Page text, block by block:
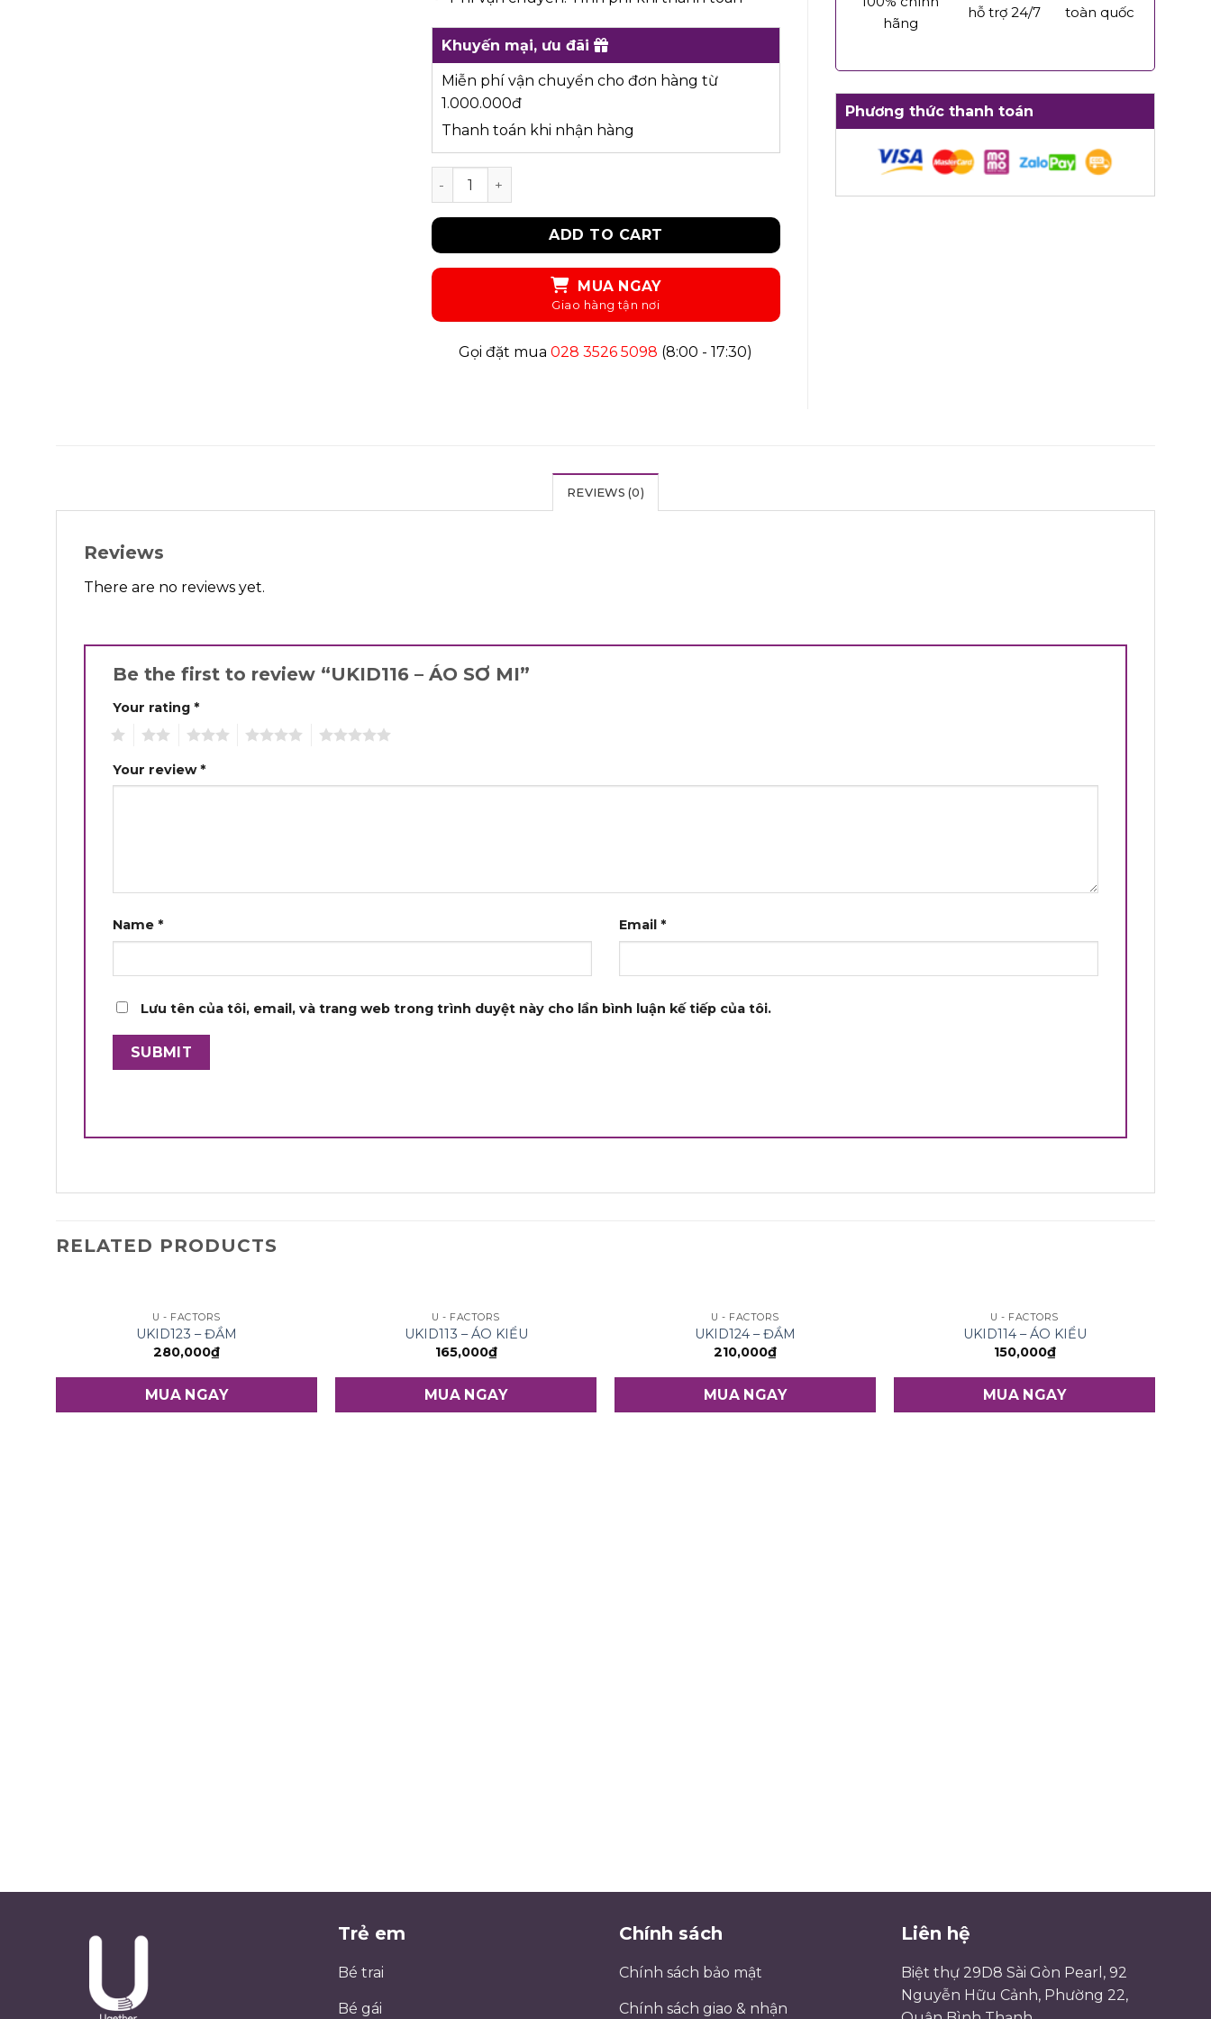
Khuyến mại, ưu đãi
Miễn phí vận chuyển cho đơn hàng từ
1.000.000đ
Thanh toán khi nhận hàng
UKID116 - ÁO SƠ MI quantity
ADD TO CART
MUA NGAY
Gọi đặt mua028 3526 5098 (8:00 - 17:30)
hãng
hỗ trợ 24/7
toàn quốc
Phương thức thanh toán
REVIEWS (0)
Reviews
There are no reviews yet.
Be the first to review “UKID116 – ÁO SƠ MI”
Your rating *
Your review*
Name * Email *
Lưu tên của tôi, email, và trang web trong trình duyệt này cho lần bình luận kế tiếp của tôi.
RELATED PRODUCTS
U - FACTORS
UKID123 – ĐẦM
280,000₫
MUA NGAY
U - FACTORS
UKID113 – ÁO KIỂU
165,000₫
MUA NGAY
U - FACTORS
UKID124 – ĐẦM
210,000₫
MUA NGAY
U - FACTORS
UKID114 – ÁO KIỂU
150,000₫
MUA NGAY
Trẻ em
Bé trai
Bé gái
Chính sách
Chính sách bảo mật
Chính sách giao & nhận
Liên hệ
Biệt thự 29D8 Sài Gòn Pearl, 92
Nguyễn Hữu Cảnh, Phường 22,